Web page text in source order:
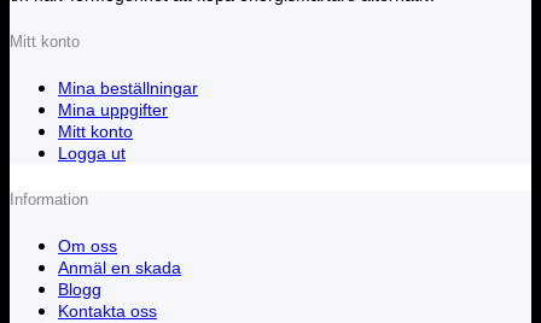
Mitt konto
Mina beställningar
Mina uppgifter
Mitt konto
Logga ut
Information
Om oss
Anmäl en skada
Blogg
Kontakta oss